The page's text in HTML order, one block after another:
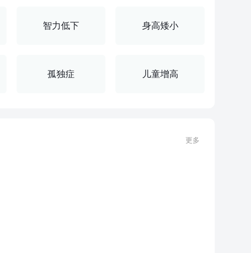
智力低下 身高矮小
孤独症 儿童增高
更多